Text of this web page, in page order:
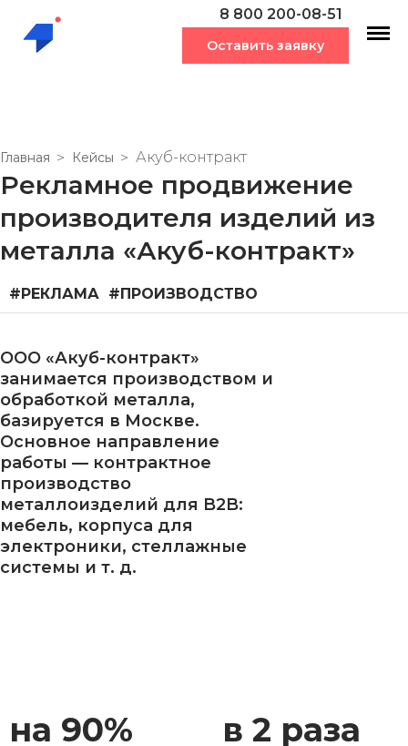
8 800 200-08-51
Оставить заявку
Главная Кейсы Акуб-контракт
Рекламное продвижение
производителя изделий из
металла «Акуб-контракт»
#РЕКЛАМА #ПРОИЗВОДСТВО
ООО «Акуб-контракт»
занимается производством и
обработкой металла,
базируется в Москве.
Основное направление
работы — контрактное
производство
металлоизделий для B2B:
мебель, корпуса для
электроники, стеллажные
системы и т. д.
на 90% в 2 раза